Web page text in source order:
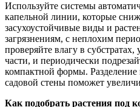
Используйте системы
капельной линии, которые
засухоустойчивые виды и
загрязнениям, с неплохим
проверяйте влагу в
части, и периодически
компактной формы.
садовой стены поможет
Как подобрать растения под